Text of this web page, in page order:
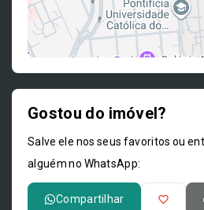
Gostou do imóvel?
Salve ele nos seus favoritos ou
alguém no WhatsApp:
Compartilhar